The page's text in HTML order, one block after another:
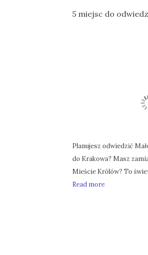
5 miejsc do
Planujesz odwiedzić
do Krakowa? Masz
Mieście Królów? To
Read more